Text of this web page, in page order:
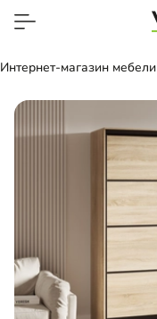
Интернет-магазин мебели